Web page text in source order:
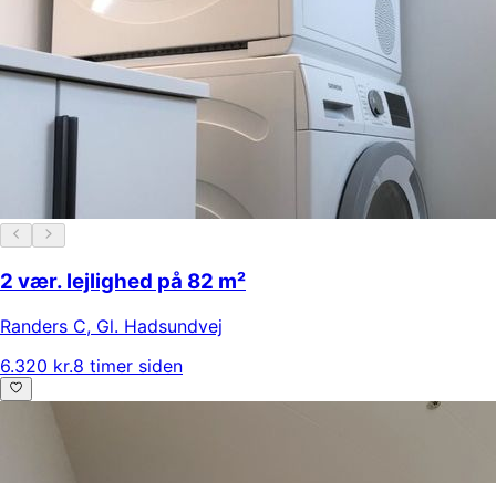
2 vær. lejlighed på 82 m²
Randers C, Gl. Hadsundvej
6.320 kr.8 timer siden